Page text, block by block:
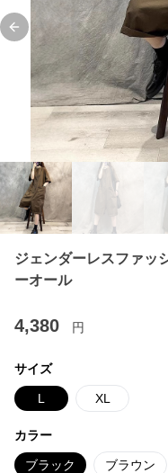
Previous slide
ジェンダーレスファッ
ーオール
4,380 円
サイズ
L XL
カラー
ブラック ブラウン